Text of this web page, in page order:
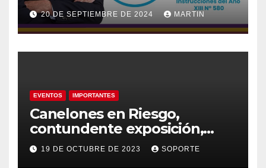
20 DE SEPTIEMBRE DE 2024 MARTIN
EVENTOS IMPORTANTES
Canelones en Riesgo,
contundente exposición,
agua como recurso, agua
como derecho humano.
19 DE OCTUBRE DE 2023 SOPORTE